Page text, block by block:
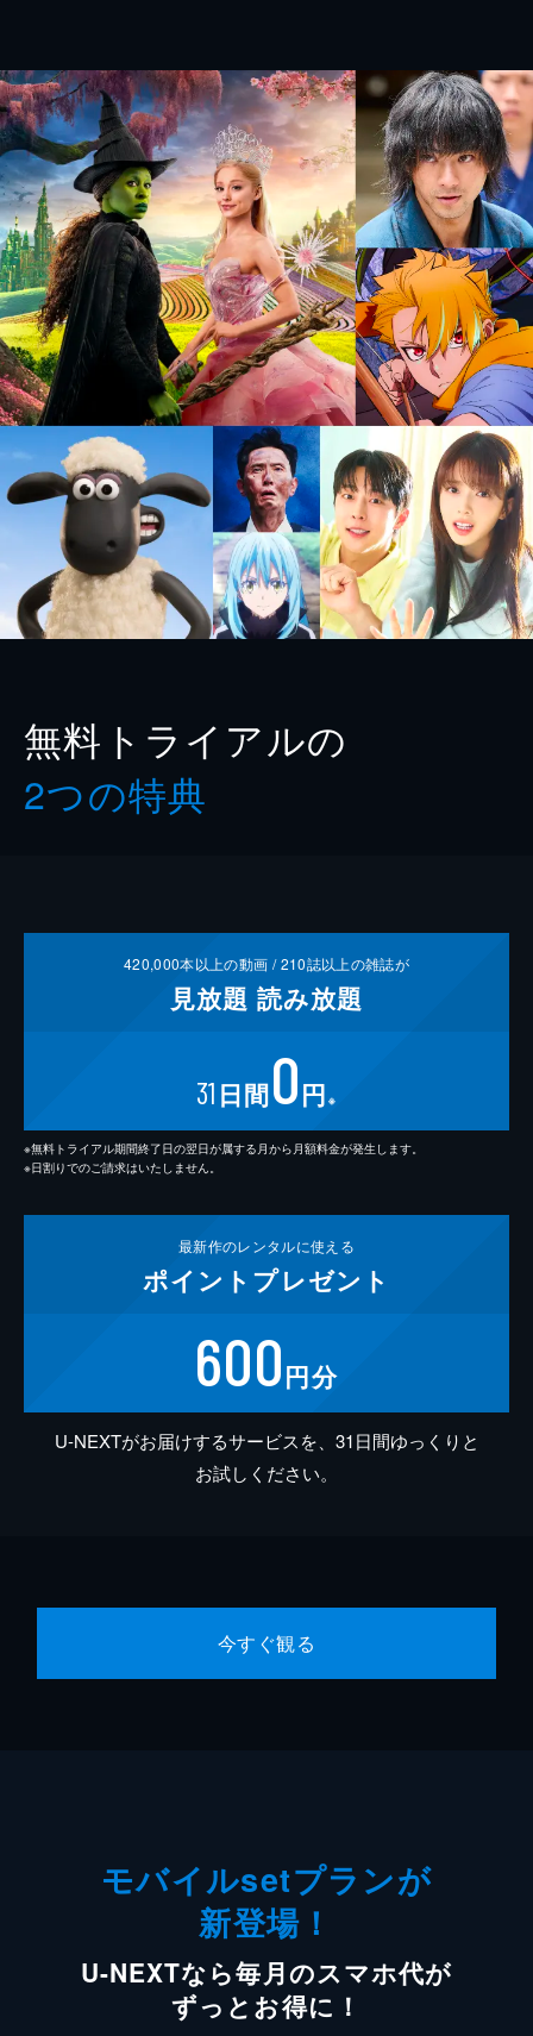
無料トライアルの
2つの特典
420,000本以上の動画 /210誌以上の雑誌が
見放題 読み放題
31 日間0円 ※
※無料トライアル期間終了日の翌日が属する月から月額料金が発生します。
※日割りでのご請求はいたしません。
最新作のレンタルに使える
ポイント プレゼント
600円分
U-NEXTがお届けするサービスを、31日間ゆっくりと
お試しください。
今すぐ観る
モバイルsetプランが
新登場！
U-NEXTなら毎月のスマホ代が
ずっとお得に！